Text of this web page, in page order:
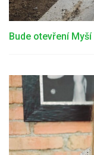
Bude otevření